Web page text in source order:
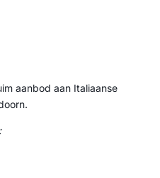
aanbod aan Italiaanse